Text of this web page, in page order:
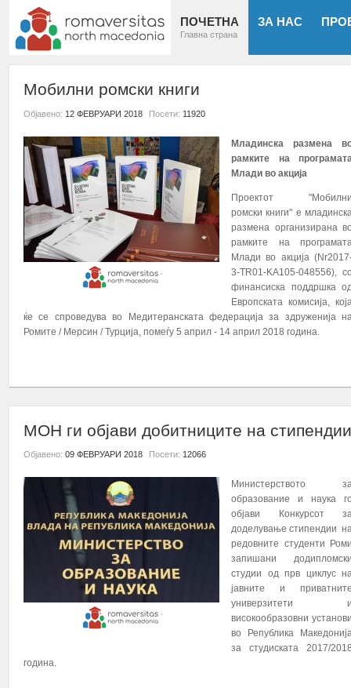
ПОЧЕТНА
Главна страна
ЗА НАС
Мобилни ромски книги
Објавено: 12 ФЕВРУАРИ 2018 Посети: 11920
Mладинска размена
рамките на
Млади во акција
Проектот
ромски книги" е
размена организирана
рамките на
Млади во акција
3-TR01-KA105-048556),
финансиска поддршка
Европската комисија,
ќе се спроведува во Медитеранската федерација за здруженија
Ромите / Мерсин / Турција, помеѓу 5 април - 14 април 2018 година.
МОН ги објави добитниците на стипендии
Објавено: 09 ФЕВРУАРИ 2018 Посети: 12066
Министерството
образование и наука
објави Конкурсот
доделување стипендии
редовните студенти
запишани
студии од прв циклус
јавните и
универзитети
високообразовни
во Република
за студиската 2017/
година.